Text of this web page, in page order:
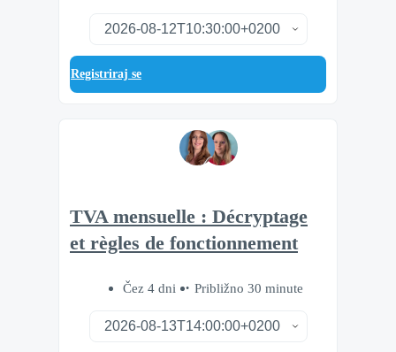
Registriraj se
TVA mensuelle : Décryptage
et règles de fonctionnement
Čez 4 dni Približno 30 minute